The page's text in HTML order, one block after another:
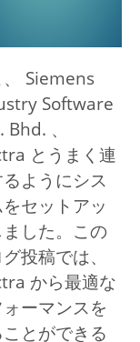
、 Siemens
Software
Bhd. 、
とうまく連
ようにシス
セットアッ
した。この
投稿では、
から最適な
ーマンスを
とができる